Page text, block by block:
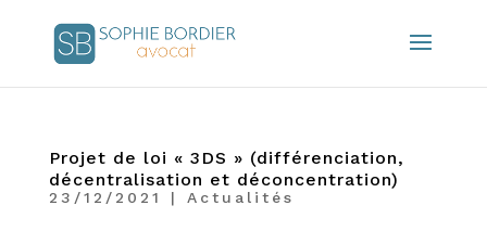
Projet de loi « 3DS » (différenciation,
décentralisation et déconcentration)
23/12/2021 | Actualités